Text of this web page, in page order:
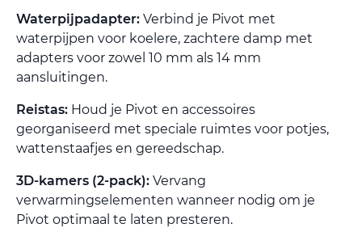
Waterpijpadapter: Verbind je Pivot met
waterpijpen voor koelere, zachtere damp met
adapters voor zowel 10 mm als 14 mm
aansluitingen.
Reistas: Houd je Pivot en accessoires
georganiseerd met speciale ruimtes voor potjes,
wattenstaafjes en gereedschap.
3D-kamers (2-pack): Vervang
verwarmingselementen wanneer nodig om je
Pivot optimaal te laten presteren.